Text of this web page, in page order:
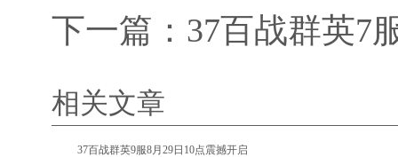
下一篇： 37百战群英7
相关文章
37百战群英9服8月29日10点震撼开启